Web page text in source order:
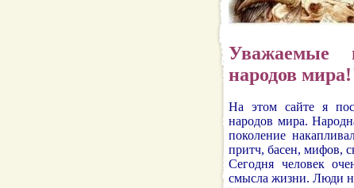
Уважаемые
народов
На этом сайте я
народов мира.
поколение
притч, басен, мифов,
Сегодня человек
смысла жизни. Люди